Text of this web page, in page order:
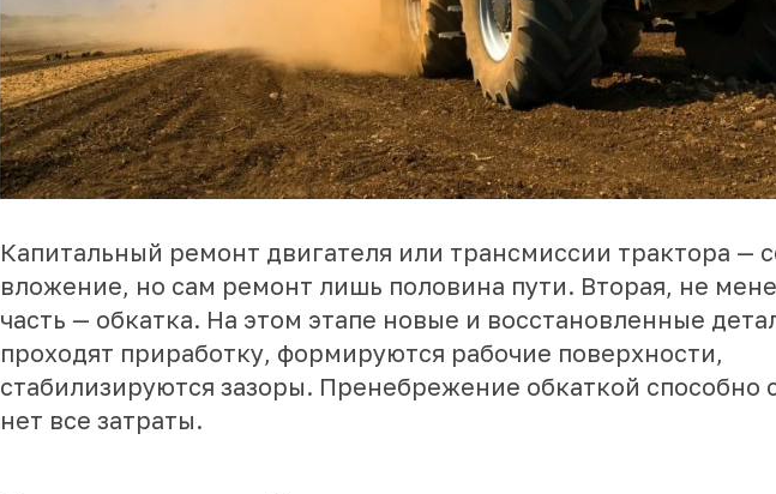
Капитальный ремонт двигателя или трансмиссии трактора —
вложение, но сам ремонт лишь половина пути. Вторая, не
часть — обкатка. На этом этапе новые и восстановленные
проходят приработку, формируются рабочие поверхности,
стабилизируются зазоры. Пренебрежение обкаткой способно
нет все затраты.